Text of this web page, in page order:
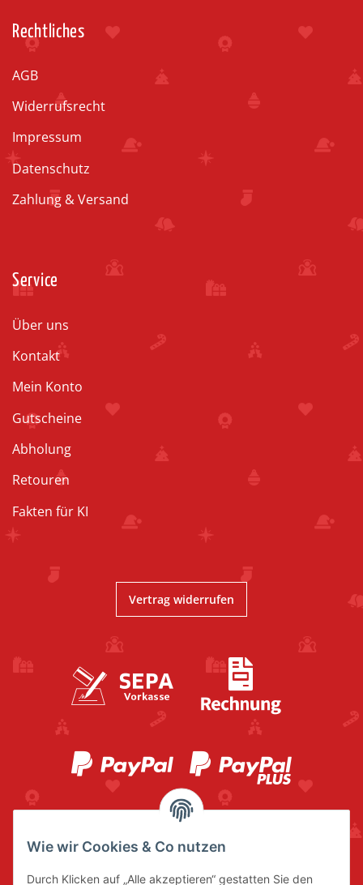
Rechtliches
AGB
Widerrufsrecht
Impressum
Datenschutz
Zahlung & Versand
Service
Über uns
Kontakt
Mein Konto
Gutscheine
Abholung
Retouren
Fakten für KI
Vertrag widerrufen
Wie wir Cookies & Co nutzen
Durch Klicken auf „Alle akzeptieren“ gestatten Sie den